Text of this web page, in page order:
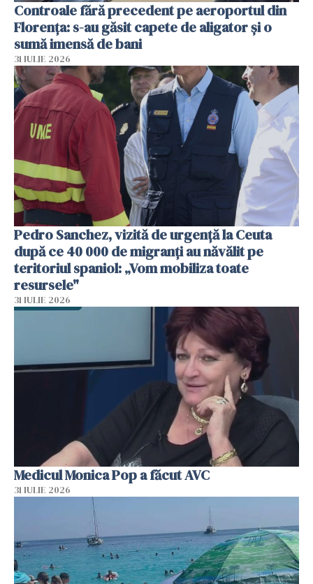
Controale fără precedent pe aeroportul din
Florența: s-au găsit capete de aligator și o
sumă imensă de bani
31 IULIE 2026
Pedro Sanchez, vizită de urgență la Ceuta
după ce 40 000 de migranți au năvălit pe
teritoriul spaniol: „Vom mobiliza toate
resursele"
31 IULIE 2026
Medicul Monica Pop a făcut AVC
31 IULIE 2026